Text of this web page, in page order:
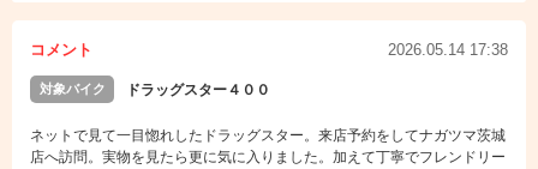
コメント 2026.05.14 17:38
対象バイク ドラッグスター４００
ネットで見て一目惚れしたドラッグスター。来店予約をしてナガツマ茨城
店へ訪問。実物を見たら更に気に入りました。加えて丁寧でフレンドリー